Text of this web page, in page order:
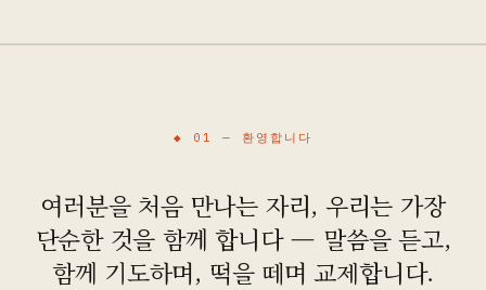
◆ 01 — 환영합니다
여러분을 처음 만나는 자리, 우리는 가장
단순한 것을 함께 합니다 — 말씀을 듣고,
함께 기도하며, 떡을 떼며 교제합니다.